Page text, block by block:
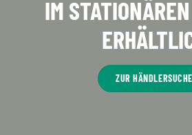
IM
ZUR HÄNDLERSUCHE